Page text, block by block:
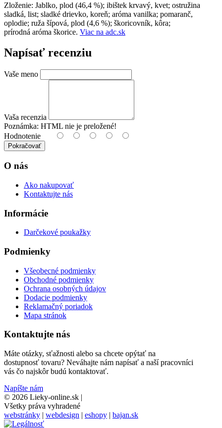
Zloženie: Jablko, plod (46,4 %); ibištek krvavý, kvet; ostružina
sladká, list; sladké drievko, koreň; aróma vanilka; pomaranč,
oplodie; ruža šípová, plod (4,6 %); škoricovník, kôra;
prírodná aróma škorice. Viac na adc.sk
Napísať recenziu
Vaše meno
Vaša recenzia
Poznámka: HTML nie je preložené!
Hodnotenie
Pokračovať
O nás
Ako nakupovať
Kontaktujte nás
Informácie
Darčekové poukažky
Podmienky
Všeobecné podmienky
Obchodné podmienky
Ochrana osobných údajov
Dodacie podmienky
Reklamačný poriadok
Mapa stránok
Kontaktujte nás
Máte otázky, sťažnosti alebo sa chcete opýtať na
dostupnosť tovaru? Neváhajte nám napísať a naší pracovníci
vás čo najskôr budú kontaktovať.
Napíšte nám
© 2026 Lieky-online.sk |
Všetky práva vyhradené
webstránky | webdesign | eshopy | bajan.sk